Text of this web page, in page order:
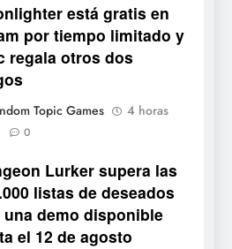
está gratis en
por tiempo limitado y
regala otros dos
Topic Games
4 horas
0
Lurker supera las
listas de deseados
demo disponible
el 12 de agosto
Cove: una granja
con alma de álbum
cromosDE VIDEOJUEGOS
cambios y todo lo que llega
el lanzamiento